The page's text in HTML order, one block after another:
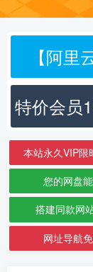
【阿
特价会员
本站永久VIP限
您的网盘
搭建同款网
网址导航